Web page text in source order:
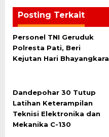
Posting Terkait
Personel TNI Geruduk
Polresta Pati, Beri
Kejutan Hari Bhayangkara
Dandepohar 30 Tutup
Latihan Keterampilan
Teknisi Elektronika dan
Mekanika C-130